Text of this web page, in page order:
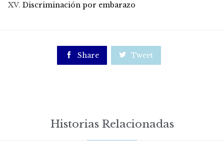
Discriminación por embarazo
 Share  Tweet
Historias Relacionadas